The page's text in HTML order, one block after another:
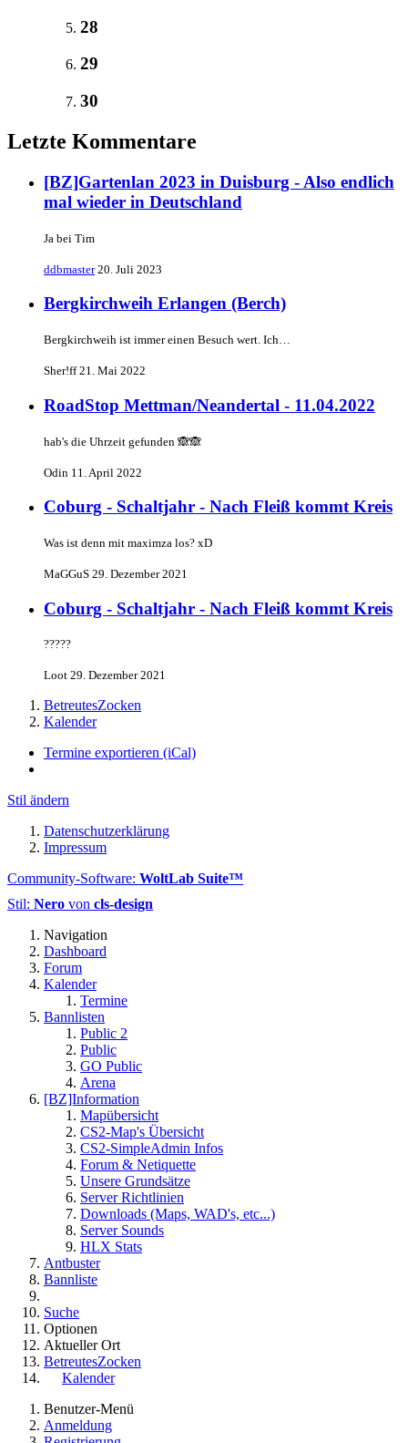
28
29
30
Letzte Kommentare
[BZ]Gartenlan 2023 in Duisburg - Also endlich
mal wieder in Deutschland
Ja bei Tim
ddbmaster 20. Juli 2023
Bergkirchweih Erlangen (Berch)
Bergkirchweih ist immer einen Besuch wert. Ich…
Sher!ff21. Mai 2022
RoadStop Mettman/Neandertal - 11.04.2022
hab's die Uhrzeit gefunden 🙈🙈
Odin 11. April 2022
Coburg - Schaltjahr - Nach Fleiß kommt Kreis
Was ist denn mit maximza los? xD
MaGGuS 29. Dezember 2021
Coburg - Schaltjahr - Nach Fleiß kommt Kreis
?????
Loot 29. Dezember 2021
BetreutesZocken
Kalender
Termine exportieren (iCal)
Stil ändern
Datenschutzerklärung
Impressum
Community-Software: WoltLab Suite™
Stil: Nero von cls-design
Navigation
Dashboard
Forum
Kalender
Termine
Bannlisten
Public 2
Public
GO Public
Arena
[BZ]Information
Mapübersicht
CS2-Map's Übersicht
CS2-SimpleAdmin Infos
Forum & Netiquette
Unsere Grundsätze
Server Richtlinien
Downloads (Maps, WAD's, etc...)
Server Sounds
HLX Stats
Antbuster
Bannliste
Suche
Optionen
Aktueller Ort
BetreutesZocken
Kalender
Benutzer-Menü
Anmeldung